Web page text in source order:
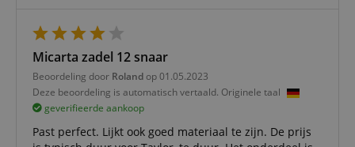
Micarta zadel 12 snaar
Beoordeling door Roland op 01.05.2023
Deze beoordeling is automatisch vertaald. Originele taal
geverifieerde aankoop
Past perfect. Lijkt ook goed materiaal te zijn. De prijs